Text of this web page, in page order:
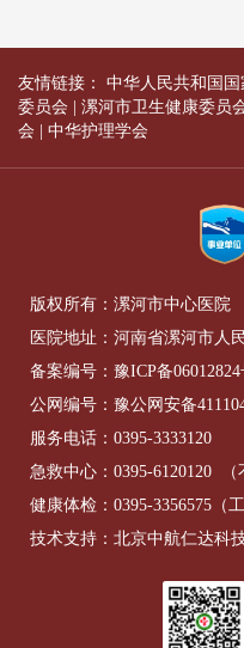
友情链接： 中华人民共和国
委员会
漯河市卫生健康委员
会
中华护理学会
版权所有：漯河市中心医院
医院地址：河南省漯河市人
备案编号： 豫ICP备06012824
公网编号： 豫公网安备
服务电话： 0395-3333120
急救中心： 0395-6120120
健康体检： 0395-3356575 （
技术支持：北京中航仁达科